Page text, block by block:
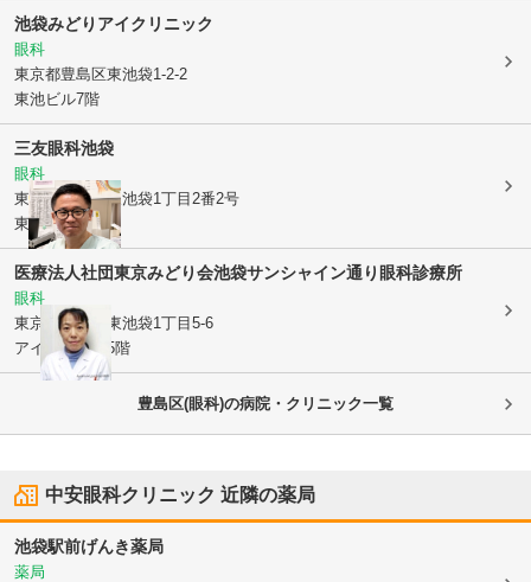
池袋みどりアイクリニック
眼科
東京都豊島区東池袋1-2-2
東池ビル7階
三友眼科池袋
眼科
東京都豊島区東池袋1丁目2番2号
東池ビル7階
医療法人社団東京みどり会池袋サンシャイン通り眼科診療所
眼科
東京都豊島区
東池袋1丁目5-6
アイケアビル5階
豊島区(眼科)の病院・クリニック一覧
中安眼科クリニック 近隣の薬局
池袋駅前げんき薬局
薬局